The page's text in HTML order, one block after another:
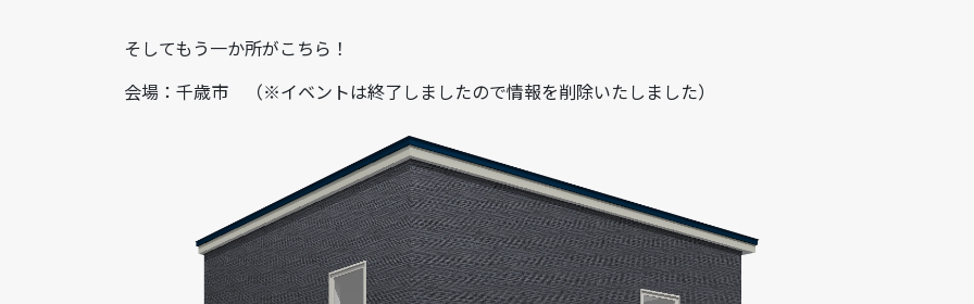
そしてもう一か所がこちら！
会場：千歳市 （※イベントは終了しましたので情報を削除いたしました）